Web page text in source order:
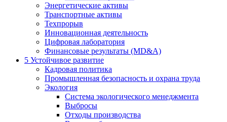
Энергетические активы
Транспортные активы
Техпрорыв
Инновационная деятельность
Цифровая лаборатория
Финансовые результаты (MD&A)
5 Устойчивое развитие
Кадровая политика
Промышленная безопасность и охрана труда
Экология
Система экологического менеджмента
Выбросы
Отходы производства